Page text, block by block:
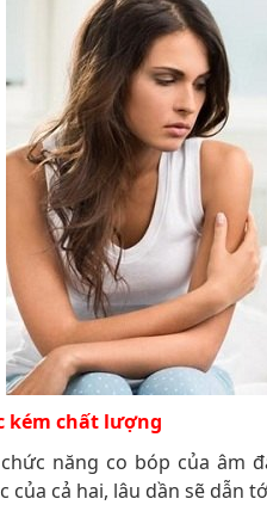
kém chất lượng
năng co bóp của âm
cả hai, lâu dần sẽ dẫn